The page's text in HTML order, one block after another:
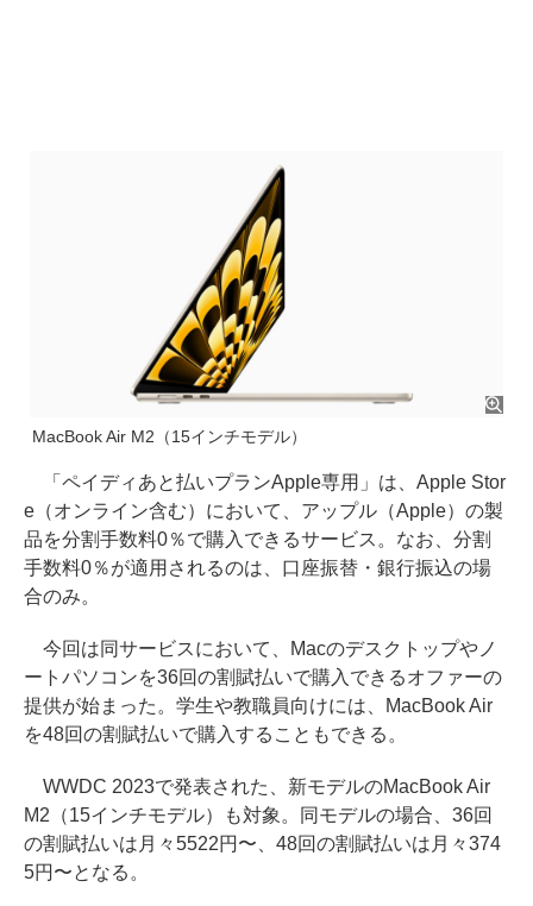
MacBook Air M2（15インチモデル）
「ペイディあと払いプランApple専用」は、Apple Stor
e（オンライン含む）において、アップル（Apple）の製
品を分割手数料0％で購入できるサービス。なお、分割
手数料0％が適用されるのは、口座振替・銀行振込の場
合のみ。
今回は同サービスにおいて、Macのデスクトップやノ
ートパソコンを36回の割賦払いで購入できるオファーの
提供が始まった。学生や教職員向けには、MacBook Air
を48回の割賦払いで購入することもできる。
WWDC 2023で発表された、新モデルのMacBook Air
M2（15インチモデル）も対象。同モデルの場合、36回
の割賦払いは月々5522円〜、48回の割賦払いは月々374
5円〜となる。